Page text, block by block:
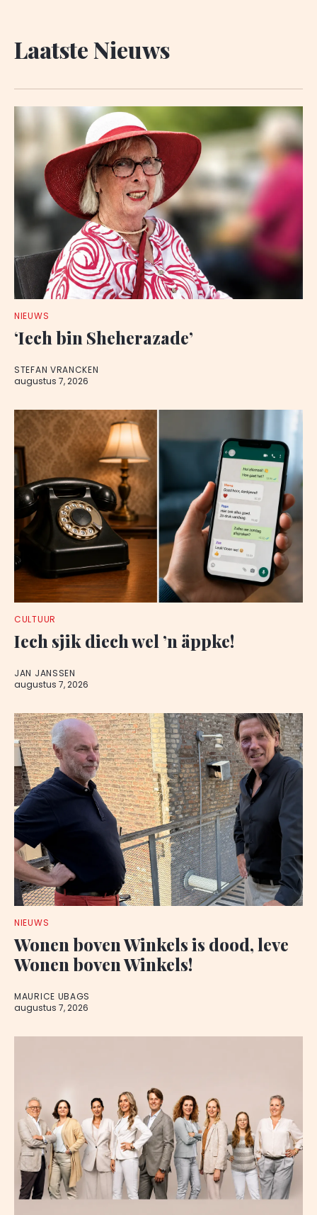
Laatste Nieuws
NIEUWS
‘Iech bin Sheherazade’
STEFAN VRANCKEN
augustus 7, 2026
CULTUUR
Iech sjik diech wel ’n äppke!
JAN JANSSEN
augustus 7, 2026
NIEUWS
Wonen boven Winkels is dood, leve
Wonen boven Winkels!
MAURICE UBAGS
augustus 7, 2026